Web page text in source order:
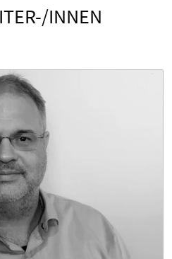
INNEN